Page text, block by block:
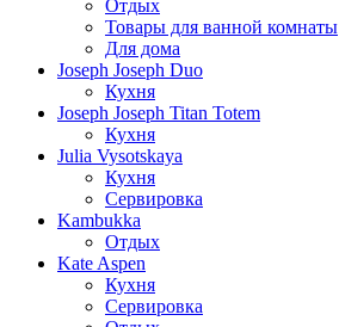
Отдых
Товары для ванной комнаты
Для дома
Joseph Joseph Duo
Кухня
Joseph Joseph Titan Totem
Кухня
Julia Vysotskaya
Кухня
Сервировка
Kambukka
Отдых
Kate Aspen
Кухня
Сервировка